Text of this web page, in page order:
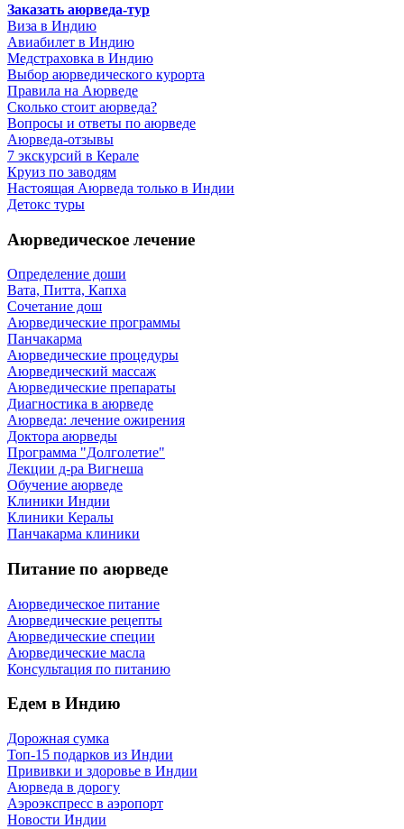
Заказать аюрведа-тур
Виза в Индию
Авиабилет в Индию
Медстраховка в Индию
Выбор аюрведического курорта
Правила на Аюрведе
Сколько стоит аюрведа?
Вопросы и ответы по аюрведе
Аюрведа-отзывы
7 экскурсий в Керале
Круиз по заводям
Настоящая Аюрведа только в Индии
Детокс туры
Аюрведическое лечение
Определение доши
Вата, Питта, Капха
Сочетание дош
Аюрведические программы
Панчакарма
Аюрведические процедуры
Аюрведический массаж
Аюрведические препараты
Диагностика в аюрведе
Аюрведа: лечение ожирения
Доктора аюрведы
Программа "Долголетие"
Лекции д-ра Вигнеша
Обучение аюрведе
Клиники Индии
Клиники Кералы
Панчакарма клиники
Питание по аюрведе
Аюрведическое питание
Аюрведические рецепты
Аюрведические специи
Аюрведические масла
Консультация по питанию
Едем в Индию
Дорожная сумка
Топ-15 подарков из Индии
Прививки и здоровье в Индии
Аюрведа в дорогу
Аэроэкспресс в аэропорт
Новости Индии